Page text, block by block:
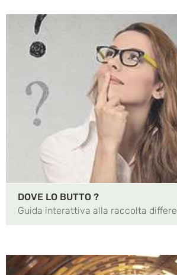
DOVE LO BUTTO ?
Guida interattiva alla raccolta